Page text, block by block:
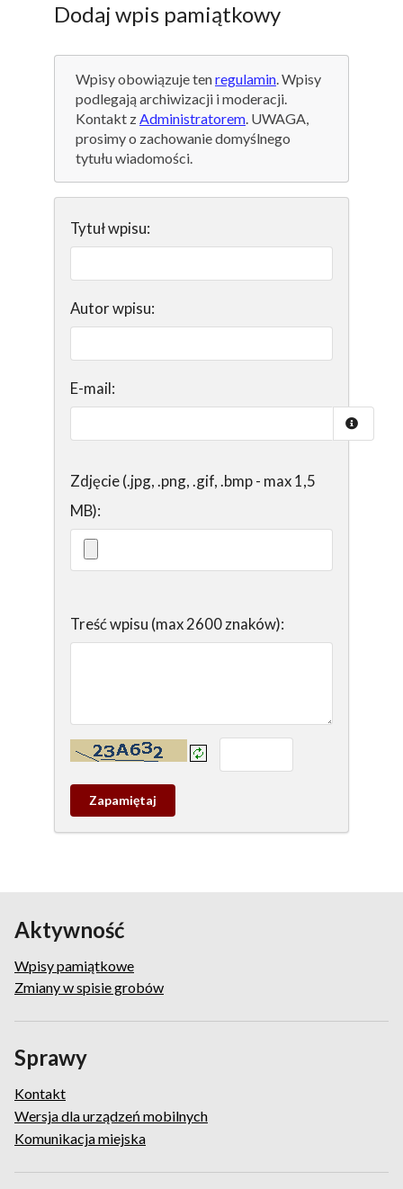
Dodaj wpis pamiątkowy
Wpisy obowiązuje tenregulamin. Wpisy
podlegają archiwizacji i moderacji.
Kontakt zAdministratorem. UWAGA,
prosimy o zachowanie domyślnego
tytułu wiadomości.
Tytuł wpisu:
Autor wpisu:
E-mail:
Zdjęcie (.jpg, .png, .gif, .bmp - max 1,5
MB):
Treść wpisu (max 2600 znaków):
Kontrola - wprowadź tekst z obrazka:
Zapamietaj
wpis
Aktywność
Wpisy pamiątkowe
Zmiany w spisie grobów
Sprawy
Kontakt
Wersja dla urządzeń mobilnych
Komunikacja miejska